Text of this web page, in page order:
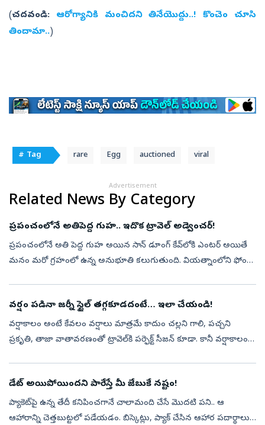
(చదవండి: ఆరోగ్యానికి మంచిదని తినేయొద్దు..! కొంచెం చూసి
తిందామా..)
# Tag rare Egg auctioned viral
Advertisement
Related News By Category
ప్రపంచంలోనే అతిపెద్ద గుహ.. ఇదొక ట్రావెల్‌ అడ్వెంచర్‌!
ప్రపంచంలోనే అతి పెద్ద గుహ అయిన సాన్‌ డూంగ్‌ కేవ్‌లోకి ఎంటర్‌ అయితే
మనం మరో గ్రహంలో ఉన్న అనుభూతి కలుగుతుంది. వియత్నాంలోని ఫోంగ్‌
వర్షం పడినా జర్నీ స్టైల్‌ తగ్గకూడదంటే… ఇలా చేయండి!
వర్షాకాలం అంటే కేవలం వర్షాలు మాత్రమే కాదుం చల్లని గాలి, పచ్చని
ప్రకృతి, తాజా వాతావరణంతో ట్రావెల్‌కి పర్ఫెక్ట్‌ సీజన్‌ కూడా. కానీ వర్షాకాలంలో
డేట్‌ అయిపోయిందని పారేస్తే మీ జేబుకే నష్టం!
ప్యాకెట్‌పై ఉన్న తేదీ కనిపించగానే చాలామంది చేసే మొదటి పని.. ఆ
ఆహారాన్ని చెత్తబుట్టలో పడేయడం. బిస్కెట్లు, ప్యాక్‌ చేసిన ఆహార పదార్థాలు,